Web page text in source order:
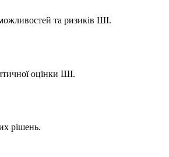
та ризиків ШІ.
оцінки ШІ.
рішень.